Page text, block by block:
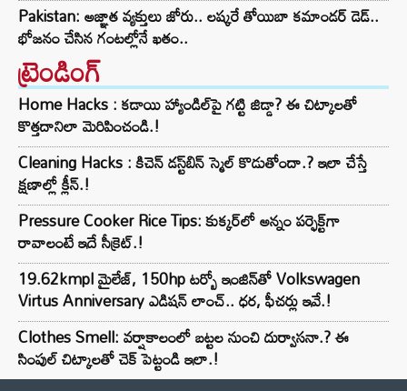
Pakistan: అజ్ఞాత వ్యక్తులు జోరు.. లష్కరే తోయిబా కమాండర్ డెడ్..
భోజనం చేసిన గంటల్లోనే ఖతం..
ట్రెండింగ్‌
Home Hacks : కడాయి హ్యాండిల్‌పై గట్టి జిడ్డా? ఈ చిట్కాలతో
కొత్తదానిలా మెరిపించండి.!
Cleaning Hacks : కిచెన్ డస్ట్‌బిన్ స్మెల్ కొడుతోందా.? ఇలా చేస్తే
క్షణాల్లో క్లీన్.!
Pressure Cooker Rice Tips: కుక్కర్‌లో అన్నం పర్ఫెక్ట్‌గా
రావాలంటే ఇదే సీక్రెట్.!
19.62kmpl మైలేజ్, 150hp టర్బో ఇంజిన్‌తో Volkswagen
Virtus Anniversary ఎడిషన్ లాంచ్.. ధర, ఫీచర్లు ఇవే.!
Clothes Smell: వర్షాకాలంలో బట్టల నుంచి దుర్వాసనా.? ఈ
సింపుల్ చిట్కాలతో చెక్ పెట్టండి ఇలా.!